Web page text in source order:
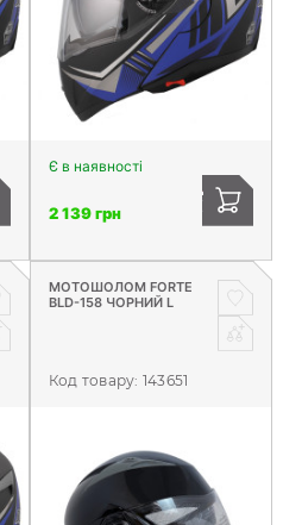
Є в наявності
2 139 грн
МОТОШОЛОМ FORTE
BLD-158 ЧОРНИЙ L
Код товару: 143651